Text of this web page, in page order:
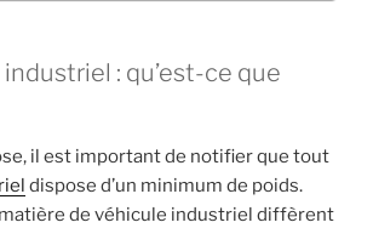
: qu’est-ce que
il est important de notifier que tout
dispose d’un minimum de poids.
de véhicule industriel diffèrent